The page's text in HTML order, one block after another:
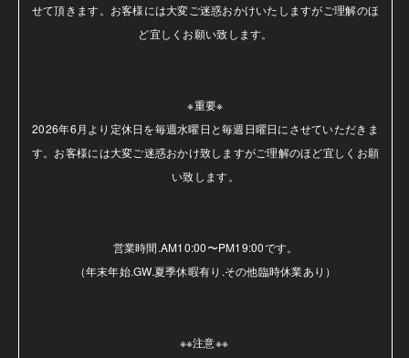
せて頂きます。お客様には大変ご迷惑おかけいたしますがご理解のほ
ど宜しくお願い致します。
※重要※
2026年6月より定休日を毎週水曜日と毎週日曜日にさせていただきま
す。お客様には大変ご迷惑おかけ致しますがご理解のほど宜しくお願
い致します。
営業時間.AM10:00〜PM19:00です。
（年末年始.GW.夏季休暇有り.その他臨時休業あり）
※※注意※※